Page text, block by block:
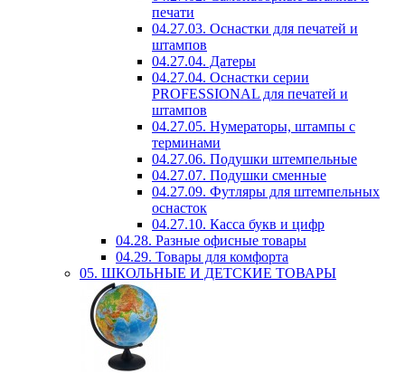
печати
04.27.03. Оснастки для печатей и
штампов
04.27.04. Датеры
04.27.04. Оснастки серии
PROFESSIONAL для печатей и
штампов
04.27.05. Нумераторы, штампы с
терминами
04.27.06. Подушки штемпельные
04.27.07. Подушки сменные
04.27.09. Футляры для штемпельных
оснасток
04.27.10. Касса букв и цифр
04.28. Разные офисные товары
04.29. Товары для комфорта
05. ШКОЛЬНЫЕ И ДЕТСКИЕ ТОВАРЫ